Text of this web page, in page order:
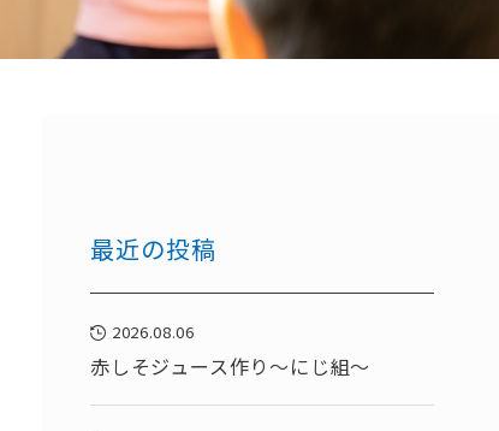
最近の投稿
2026.08.06
赤しそジュース作り～にじ組～